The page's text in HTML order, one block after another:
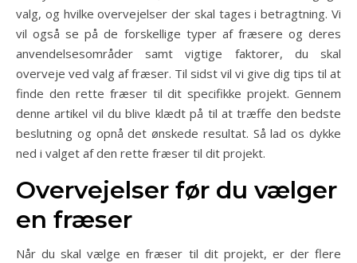
valg, og hvilke overvejelser der skal tages i betragtning. Vi
vil også se på de forskellige typer af fræsere og deres
anvendelsesområder samt vigtige faktorer, du skal
overveje ved valg af fræser. Til sidst vil vi give dig tips til at
finde den rette fræser til dit specifikke projekt. Gennem
denne artikel vil du blive klædt på til at træffe den bedste
beslutning og opnå det ønskede resultat. Så lad os dykke
ned i valget af den rette fræser til dit projekt.
Overvejelser før du vælger
en fræser
Når du skal vælge en fræser til dit projekt, er der flere